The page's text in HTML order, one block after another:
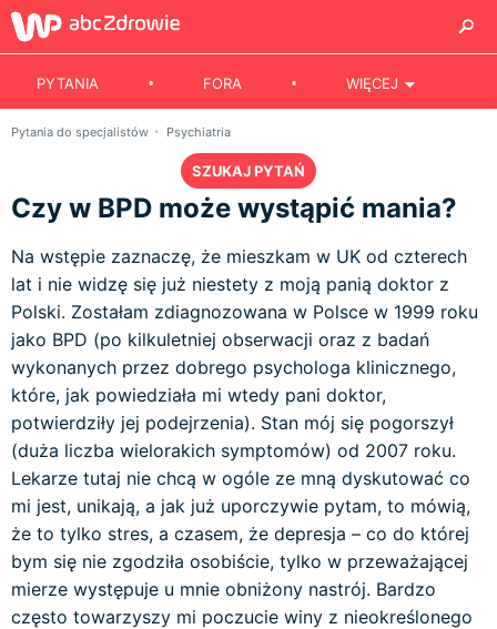
PYTANIA FORA WIĘCEJ
Pytania do specjalistów Psychiatria
SZUKAJ PYTAŃ
Czy w BPD może wystąpić mania?
Na wstępie zaznaczę, że mieszkam w UK od czterech
lat i nie widzę się już niestety z moją panią doktor z
Polski. Zostałam zdiagnozowana w Polsce w 1999 roku
jako BPD (po kilkuletniej obserwacji oraz z badań
wykonanych przez dobrego psychologa klinicznego,
które, jak powiedziała mi wtedy pani doktor,
potwierdziły jej podejrzenia). Stan mój się pogorszył
(duża liczba wielorakich symptomów) od 2007 roku.
Lekarze tutaj nie chcą w ogóle ze mną dyskutować co
mi jest, unikają, a jak już uporczywie pytam, to mówią,
że to tylko stres, a czasem, że depresja – co do której
bym się nie zgodziła osobiście, tylko w przeważającej
mierze występuje u mnie obniżony nastrój. Bardzo
często towarzyszy mi poczucie winy z nieokreślonego